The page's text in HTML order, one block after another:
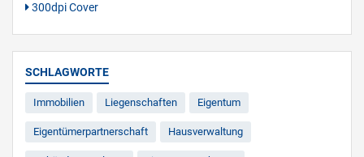
300dpi Cover
SCHLAGWORTE
Immobilien Liegenschaften Eigentum
Eigentümerpartnerschaft Hausverwaltung